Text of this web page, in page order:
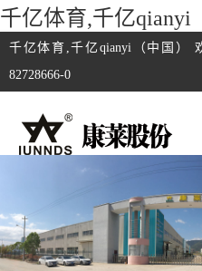
千亿体育,千亿qianyi
千亿体育,千亿qianyi（中国）
82728666-0